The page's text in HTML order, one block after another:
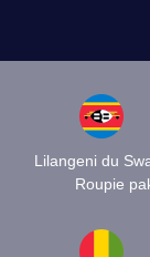
Lilangeni du
Roupie